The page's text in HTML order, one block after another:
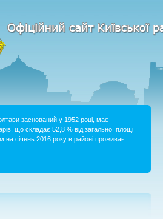
заснований у 1952 році, має
що складає 52,8 % від загальної площі
на січень 2016 року в районі проживає